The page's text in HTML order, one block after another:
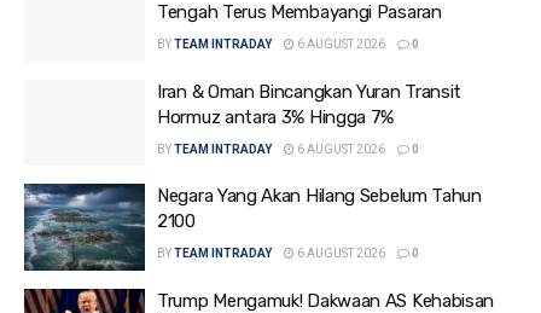
Tengah Terus Membayangi Pasaran
BY TEAM INTRADAY 6 AUGUST 2026 0
Iran & Oman Bincangkan Yuran Transit
Hormuz antara 3% Hingga 7%
BYTEAM INTRADAY 6 AUGUST 2026 0
Negara Yang Akan Hilang Sebelum Tahun
2100
BY TEAM INTRADAY 6 AUGUST 2026 0
Trump Mengamuk! Dakwaan AS Kehabisan